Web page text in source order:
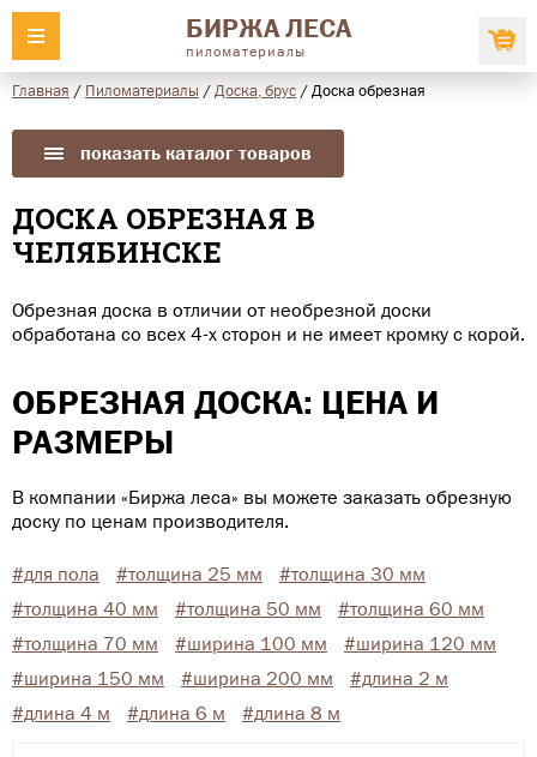
БИРЖА ЛЕСА
пиломатериалы
Главная / Пиломатериалы / Доска, брус / Доска обрезная
показать каталог товаров
ДОСКА ОБРЕЗНАЯ В
ЧЕЛЯБИНСКЕ
Обрезная доска в отличии от необрезной доски
обработана со всех 4-х сторон и не имеет кромку с корой.
ОБРЕЗНАЯ ДОСКА: ЦЕНА И
РАЗМЕРЫ
В компании «Биржа леса» вы можете заказать обрезную
доску по ценам производителя.
#для пола #толщина 25 мм
#толщина 30 мм
#толщина 40 мм
#толщина 50 мм
#толщина 60 мм
#толщина 70 мм
#ширина 100 мм
#ширина 120 мм
#ширина 150 мм
#ширина 200 мм
#длина 2 м
#длина 4 м
#длина 6 м #длина 8 м